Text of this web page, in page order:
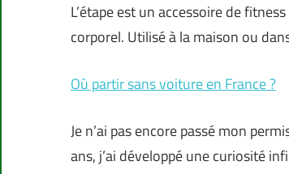
L’étape est un accessoire de
corporel. Utilisé à la maison ou
Où partir sans voiture en France ?
Je n’ai pas encore passé mon
ans, j’ai développé une curiosité